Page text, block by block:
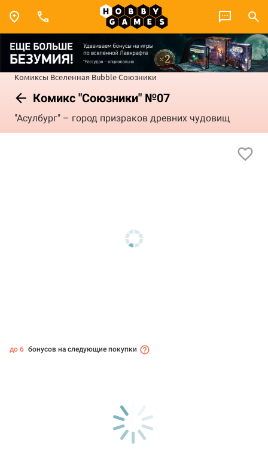
Комиксы Вселенная BubbleСоюзники
Комикс "Союзники" №07
"Асулбург" – город призраков древних чудовищ
до 6 бонусов на следующие покупки